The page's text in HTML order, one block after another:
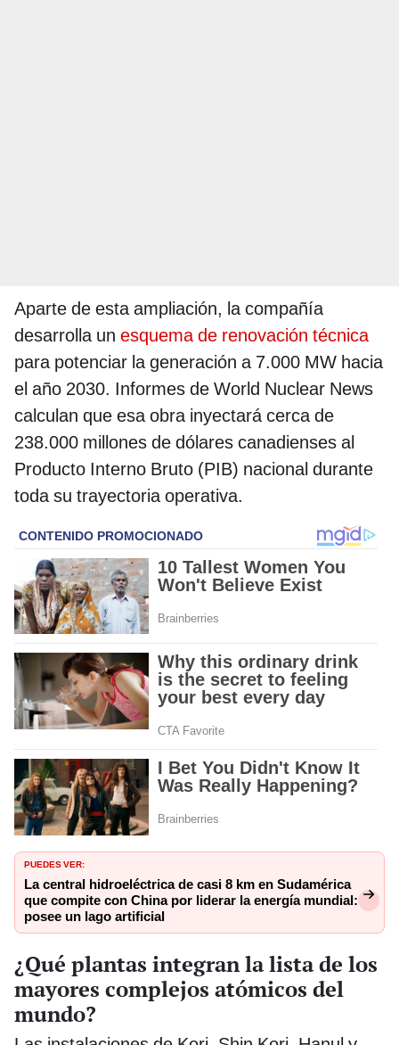
Aparte de esta ampliación, la compañía
desarrolla un esquema de renovación técnica
para potenciar la generación a 7.000 MW hacia
el año 2030. Informes de World Nuclear News
calculan que esa obra inyectará cerca de
238.000 millones de dólares canadienses al
Producto Interno Bruto (PIB) nacional durante
toda su trayectoria operativa.
PUEDES VER:
La central hidroeléctrica de casi 8 km en Sudamérica
que compite con China por liderar la energía mundial:
posee un lago artificial
¿Qué plantas integran la lista de los
mayores complejos atómicos del
mundo?